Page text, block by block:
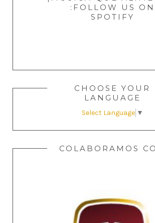
:FOLLOW US ON
SPOTIFY
CHOOSE YOUR
LANGUAGE
Select Language ▼
COLABORAMOS